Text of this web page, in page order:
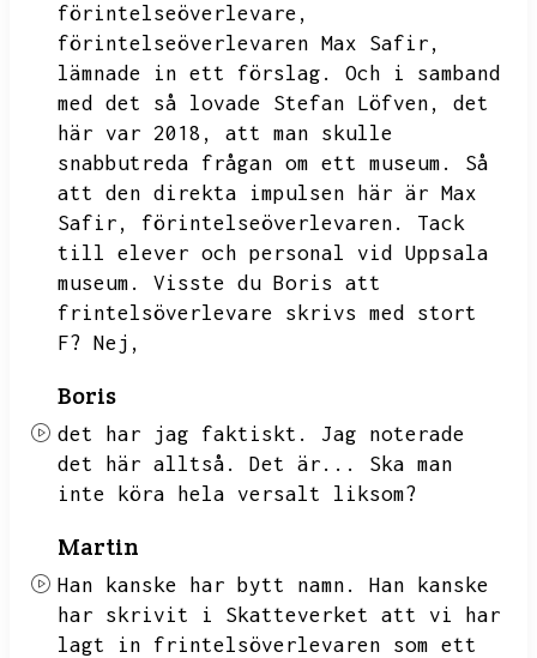
förintelseöverlevare,
förintelseöverlevaren Max Safir,
lämnade in ett förslag.
Och i samband
med det så lovade Stefan Löfven,
det
här var 2018,
att man skulle
snabbutreda frågan om ett museum.
Så
att den direkta impulsen här är Max
Safir,
förintelseöverlevaren.
Tack
till elever och personal vid Uppsala
museum.
Visste du Boris att
frintelsöverlevare skrivs med stort
F? Nej,
Boris
det har jag faktiskt.
Jag noterade
det här alltså.
Det är...
Ska man
inte köra hela versalt liksom?
Martin
Han kanske har bytt namn.
Han kanske
har skrivit i Skatteverket att vi har
lagt in frintelsöverlevaren som ett